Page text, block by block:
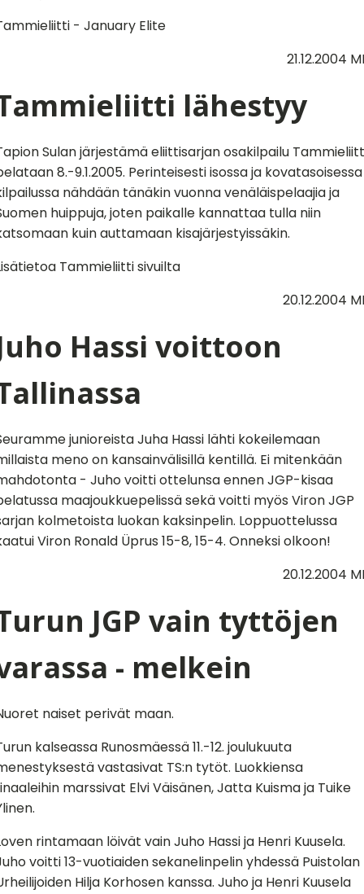
- January Elite
21.12.2004
lähestyy
Sulan järjestämä eliittisarjan osakilpailu
8.-9.1.2005. Perinteisesti isossa ja kovatasoisessa
nähdään tänäkin vuonna venäläispelaajia ja
huippuja, joten paikalle kannattaa tulla niin
kuin auttamaan kisajärjestyissäkin.
Tammieliitti sivuilta
20.12.2004
Hassi voittoon
junioreista Juha Hassi lähti kokeilemaan
meno on kansainvälisillä kentillä. Ei mitenkään
- Juho voitti ottelunsa ennen JGP-kisaa
maajoukkuepelissä sekä voitti myös Viron JGP
kolmetoista luokan kaksinpelin. Loppuottelussa
Viron Ronald Üprus 15-8, 15-4. Onneksi olkoon!
20.12.2004
JGP vain tyttöjen
- melkein
naiset perivät maan.
kalseassa Runosmäessä 11.-12. joulukuuta
vastasivat TS:n tytöt. Luokkiensa
marssivat Elvi Väisänen, Jatta Kuisma ja Tuike
rintamaan löivät vain Juho Hassi ja Henri Kuusela.
voitti 13-vuotiaiden sekanelinpelin yhdessä Puistolan
Hilja Korhosen kanssa. Juho ja Henri Kuusela